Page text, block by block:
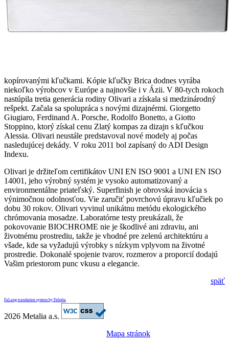
kopírovanými kľučkami. Kópie kľučky Brica dodnes vyrába
niekoľko výrobcov v Európe a najnovšie i v Ázii. V 80-tych rokoch
nastúpila tretia generácia rodiny Olivari a získala si medzinárodný
rešpekt. Začala sa spolupráca s novými dizajnérmi. Giorgetto
Giugiaro, Ferdinand A. Porsche, Rodolfo Bonetto, a Giotto
Stoppino, ktorý získal cenu Zlatý kompas za dizajn s kľučkou
Alessia. Olivari neustále predstavoval nové modely aj počas
nasledujúcej dekády. V roku 2011 bol zapísaný do ADI Design
Indexu.
Olivari je držiteľom certifikátov UNI EN ISO 9001 a UNI EN ISO
14001, jeho výrobný systém je vysoko automatizovaný a
environmentálne priateľský. Superfinish je obrovská inovácia s
výnimočnou odolnosťou. Vie zaručiť povrchovú úpravu kľučiek po
dobu 30 rokov. Olivari vyvinul unikátnu metódu ekologického
chrómovania mosadze. Laboratórne testy preukázali, že
pokovovanie BIOCHROME nie je škodlivé ani zdraviu, ani
životnému prostrediu, takže je vhodné pre zelenú architektúru a
všade, kde sa vyžadujú výrobky s nízkym vplyvom na životné
prostredie. Dokonalé spojenie tvarov, rozmerov a proporcií dodajú
Vašim priestorom punc vkusu a elegancie.
späť
FaLang translation system by Faboba
2026 Metalia a.s.
Mapa stránok